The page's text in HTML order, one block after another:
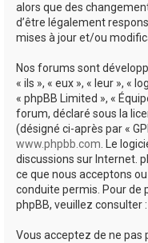
alors que des
d’être légalement
mises à jour et/ou
Nos forums sont
« ils », « eux », « leur », «
« phpBB Limited », «
forum, déclaré sous la
(désigné ci-après par «
www.phpbb.com. Le
discussions sur Internet.
ce que nous acceptons
conduite permis. Pour de
phpBB, veuillez consulter :
Vous acceptez de ne pas